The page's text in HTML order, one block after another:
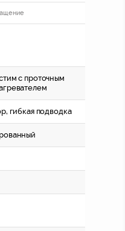
с проточным
гибкая подводка